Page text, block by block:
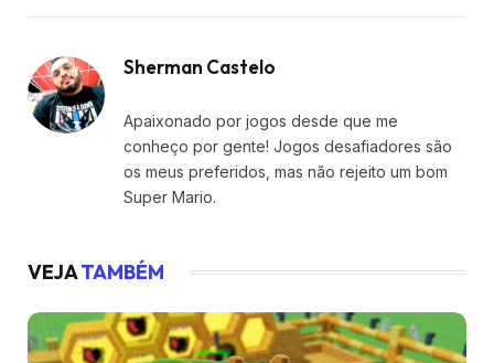
Sherman Castelo
Apaixonado por jogos desde que me
conheço por gente! Jogos desafiadores são
os meus preferidos, mas não rejeito um bom
Super Mario.
VEJATAMBÉM